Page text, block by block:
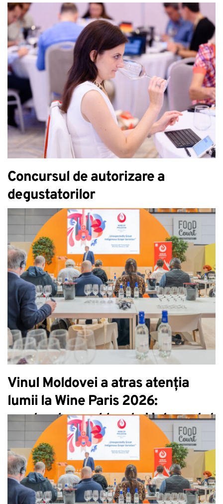
Concursul de autorizare a
degustatorilor
Vinul Moldovei a atras atenția
lumii la Wine Paris 2026:
masterclass sold-out și interes tot
mai mare pentru soiurile
autohtone